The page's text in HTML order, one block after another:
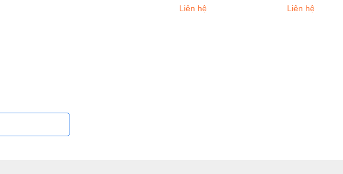
Liên hệ Liên hệ